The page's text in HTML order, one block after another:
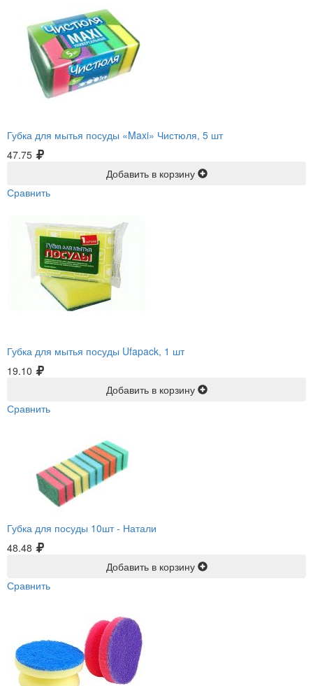
Губка для мытья посуды «Maxi» Чистюля, 5 шт
47.75
Добавить в корзину
Сравнить
Губка для мытья посуды Ufapack, 1 шт
19.10
Добавить в корзину
Сравнить
Губка для посуды 10шт - Натали
48.48
Добавить в корзину
Сравнить